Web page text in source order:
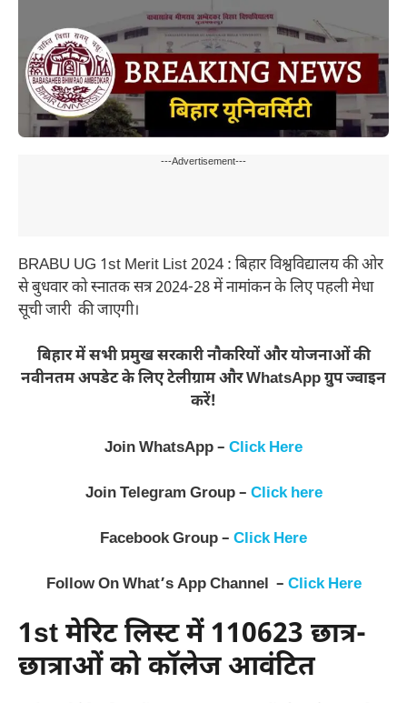
---Advertisement---
BRABU UG 1st Merit List 2024 : बिहार विश्वविद्यालय की ओर
से बुधवार को स्नातक सत्र 2024-28 में नामांकन के लिए पहली मेधा
सूची जारी की जाएगी।
बिहार में सभी प्रमुख सरकारी नौकरियों और योजनाओं की
नवीनतम अपडेट के लिए टेलीग्राम और WhatsApp ग्रुप ज्वाइन
करें!
Join WhatsApp – Click Here
Join Telegram Group – Click here
Facebook Group – Click Here
Follow On What’s App Channel – Click Here
1st मेरिट लिस्ट में 110623 छात्र-
छात्राओं को कॉलेज आवंटित